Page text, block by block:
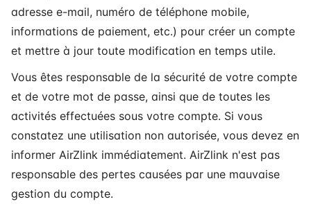
adresse e-mail, numéro de téléphone mobile,
informations de paiement, etc.) pour créer un compte
et mettre à jour toute modification en temps utile.
Vous êtes responsable de la sécurité de votre compte
et de votre mot de passe, ainsi que de toutes les
activités effectuées sous votre compte. Si vous
constatez une utilisation non autorisée, vous devez en
informer AirZlink immédiatement. AirZlink n'est pas
responsable des pertes causées par une mauvaise
gestion du compte.